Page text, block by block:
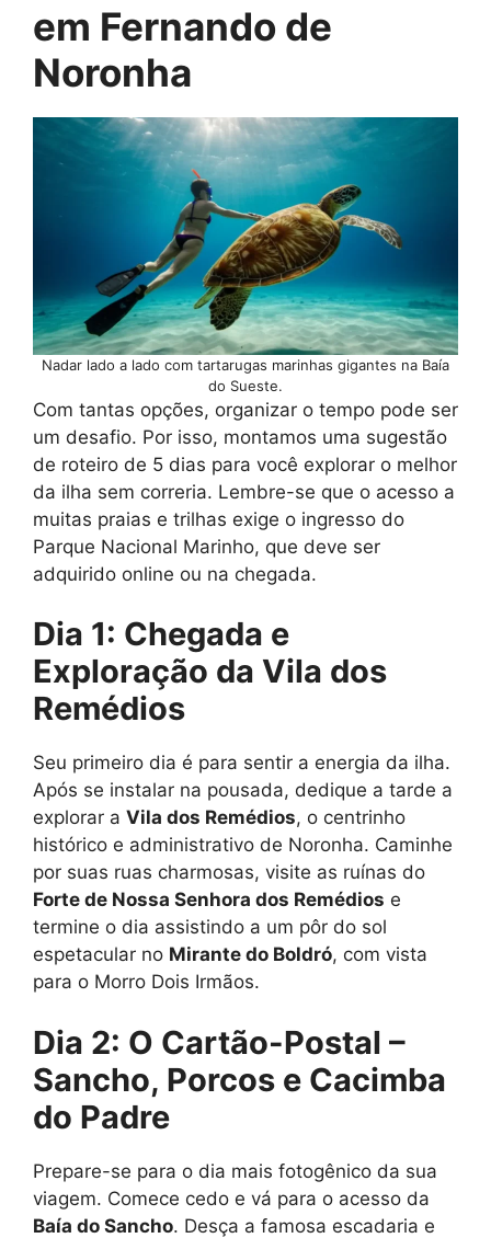
em Fernando de
Noronha
Nadar lado a lado com tartarugas marinhas gigantes na Baía
do Sueste.
Com tantas opções, organizar o tempo pode ser
um desafio. Por isso, montamos uma sugestão
de roteiro de 5 dias para você explorar o melhor
da ilha sem correria. Lembre-se que o acesso a
muitas praias e trilhas exige o ingresso do
Parque Nacional Marinho, que deve ser
adquirido online ou na chegada.
Dia 1: Chegada e
Exploração da Vila dos
Remédios
Seu primeiro dia é para sentir a energia da ilha.
Após se instalar na pousada, dedique a tarde a
explorar a Vila dos Remédios, o centrinho
histórico e administrativo de Noronha. Caminhe
por suas ruas charmosas, visite as ruínas do
Forte de Nossa Senhora dos Remédios e
termine o dia assistindo a um pôr do sol
espetacular no Mirante do Boldró, com vista
para o Morro Dois Irmãos.
Dia 2: O Cartão-Postal –
Sancho, Porcos e Cacimba
do Padre
Prepare-se para o dia mais fotogênico da sua
viagem. Comece cedo e vá para o acesso da
Baía do Sancho. Desça a famosa escadaria e